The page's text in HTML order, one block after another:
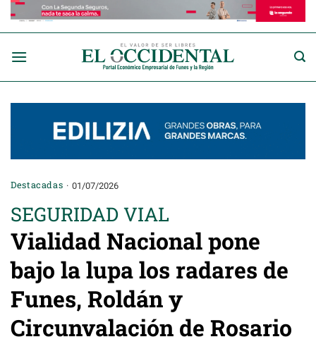
Saltar
Destacadas 01/07/2026
SEGURIDAD VIAL
Vialidad Nacional pone
bajo la lupa los radares de
Funes, Roldán y
Circunvalación de Rosario